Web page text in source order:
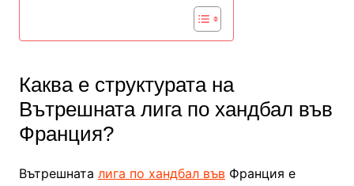
Каква е структурата на
Вътрешната лига по хандбал във
Франция?
Вътрешната лига по хандбал въвФранция е